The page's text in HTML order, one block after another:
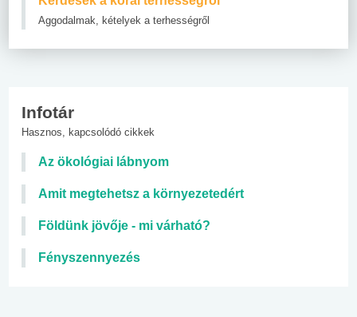
Aggodalmak, kételyek a terhességről
Infotár
Hasznos, kapcsolódó cikkek
Az ökológiai lábnyom
Amit megtehetsz a környezetedért
Földünk jövője - mi várható?
Fényszennyezés